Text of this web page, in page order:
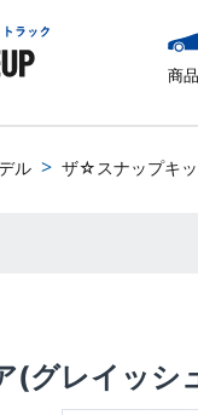
商
ル ザ☆スナップキッ
(グレイッ